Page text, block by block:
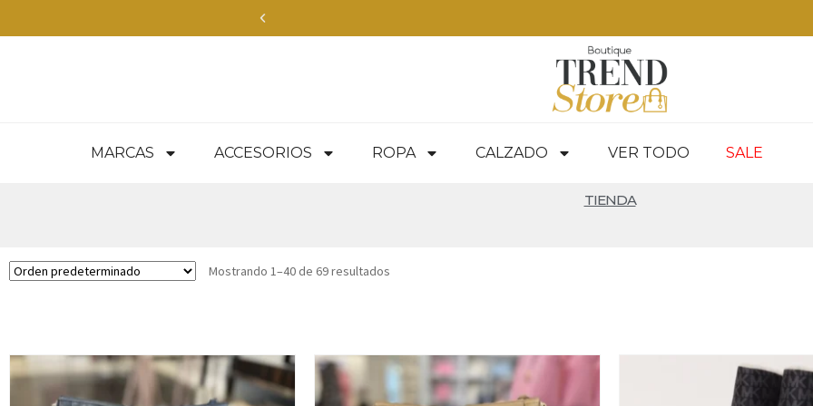
Envíos Express en RM — envíos a todo Chile en 24-48 hrs — ver productos
MARCAS ACCESORIOS ROPA CALZADO VER TODO SALE
TIENDA
Mostrando 1–40 de 69 resultados